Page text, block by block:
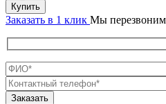
Купить
Заказать в 1 клик Мы